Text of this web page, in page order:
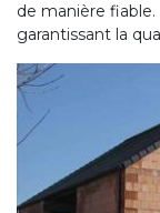
de manière
garantissant la